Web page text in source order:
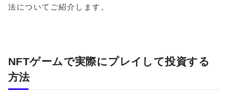
法についてご紹介します。
NFTゲームで実際にプレイして投資する
方法